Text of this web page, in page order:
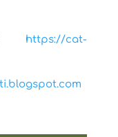
https://cat-